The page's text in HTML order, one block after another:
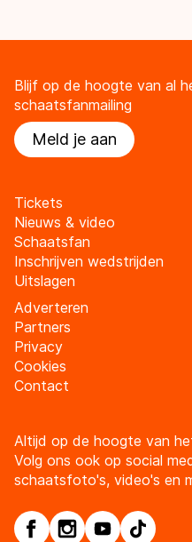
Blijf op de hoogte van al
schaatsfanmailing
Meld je aan
Tickets
Nieuws & video
Schaatsfan
Inschrijven wedstrijden
Uitslagen
Adverteren
Partners
Privacy
Cookies
Contact
Altijd op de hoogte van
Volg ons ook op social
schaatsfoto's, video's en